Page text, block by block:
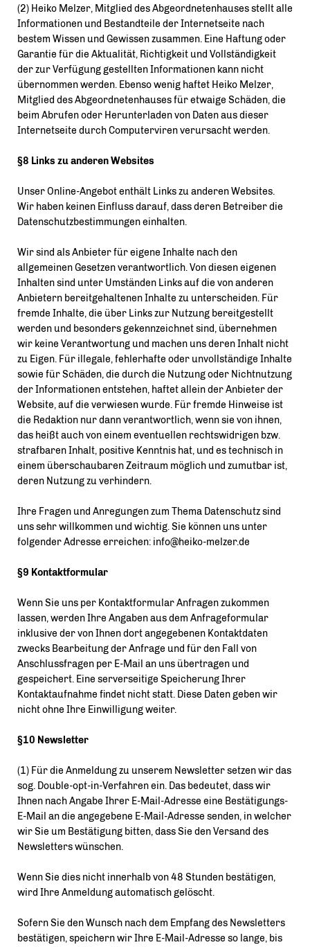
(2) Heiko Melzer, Mitglied des Abgeordnetenhauses stellt alle
Informationen und Bestandteile der Internetseite nach
bestem Wissen und Gewissen zusammen. Eine Haftung oder
Garantie für die Aktualität, Richtigkeit und Vollständigkeit
der zur Verfügung gestellten Informationen kann nicht
übernommen werden. Ebenso wenig haftet Heiko Melzer,
Mitglied des Abgeordnetenhauses für etwaige Schäden, die
beim Abrufen oder Herunterladen von Daten aus dieser
Internetseite durch Computerviren verursacht werden.
§8 Links zu anderen Websites
Unser Online-Angebot enthält Links zu anderen Websites.
Wir haben keinen Einfluss darauf, dass deren Betreiber die
Datenschutzbestimmungen einhalten.
Wir sind als Anbieter für eigene Inhalte nach den
allgemeinen Gesetzen verantwortlich. Von diesen eigenen
Inhalten sind unter Umständen Links auf die von anderen
Anbietern bereitgehaltenen Inhalte zu unterscheiden. Für
fremde Inhalte, die über Links zur Nutzung bereitgestellt
werden und besonders gekennzeichnet sind, übernehmen
wir keine Verantwortung und machen uns deren Inhalt nicht
zu Eigen. Für illegale, fehlerhafte oder unvollständige Inhalte
sowie für Schäden, die durch die Nutzung oder Nichtnutzung
der Informationen entstehen, haftet allein der Anbieter der
Website, auf die verwiesen wurde. Für fremde Hinweise ist
die Redaktion nur dann verantwortlich, wenn sie von ihnen,
das heißt auch von einem eventuellen rechtswidrigen bzw.
strafbaren Inhalt, positive Kenntnis hat, und es technisch in
einem überschaubaren Zeitraum möglich und zumutbar ist,
deren Nutzung zu verhindern.
Ihre Fragen und Anregungen zum Thema Datenschutz sind
uns sehr willkommen und wichtig. Sie können uns unter
folgender Adresse erreichen: info@heiko-melzer.de
§9 Kontaktformular
Wenn Sie uns per Kontaktformular Anfragen zukommen
lassen, werden Ihre Angaben aus dem Anfrageformular
inklusive der von Ihnen dort angegebenen Kontaktdaten
zwecks Bearbeitung der Anfrage und für den Fall von
Anschlussfragen per E-Mail an uns übertragen und
gespeichert. Eine serverseitige Speicherung Ihrer
Kontaktaufnahme findet nicht statt. Diese Daten geben wir
nicht ohne Ihre Einwilligung weiter.
§10 Newsletter
(1) Für die Anmeldung zu unserem Newsletter setzen wir das
sog. Double-opt-in-Verfahren ein. Das bedeutet, dass wir
Ihnen nach Angabe Ihrer E-Mail-Adresse eine Bestätigungs-
E-Mail an die angegebene E-Mail-Adresse senden, in welcher
wir Sie um Bestätigung bitten, dass Sie den Versand des
Newsletters wünschen.
Wenn Sie dies nicht innerhalb von 48 Stunden bestätigen,
wird Ihre Anmeldung automatisch gelöscht.
Sofern Sie den Wunsch nach dem Empfang des Newsletters
bestätigen, speichern wir Ihre E-Mail-Adresse so lange, bis